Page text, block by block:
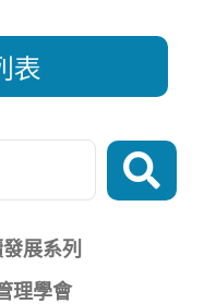
表
展系列
理學會